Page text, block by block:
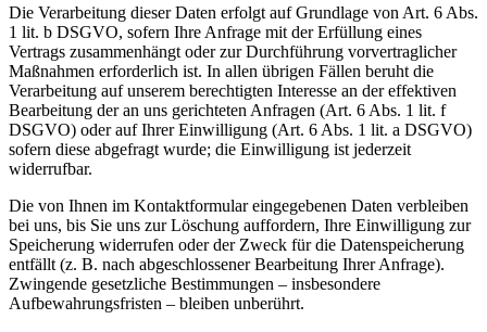
Die Verarbeitung dieser Daten erfolgt auf Grundlage von Art. 6 Abs.
1 lit. b DSGVO, sofern Ihre Anfrage mit der Erfüllung eines
Vertrags zusammenhängt oder zur Durchführung vorvertraglicher
Maßnahmen erforderlich ist. In allen übrigen Fällen beruht die
Verarbeitung auf unserem berechtigten Interesse an der effektiven
Bearbeitung der an uns gerichteten Anfragen (Art. 6 Abs. 1 lit. f
DSGVO) oder auf Ihrer Einwilligung (Art. 6 Abs. 1 lit. a DSGVO)
sofern diese abgefragt wurde; die Einwilligung ist jederzeit
widerrufbar.
Die von Ihnen im Kontaktformular eingegebenen Daten verbleiben
bei uns, bis Sie uns zur Löschung auffordern, Ihre Einwilligung zur
Speicherung widerrufen oder der Zweck für die Datenspeicherung
entfällt (z. B. nach abgeschlossener Bearbeitung Ihrer Anfrage).
Zwingende gesetzliche Bestimmungen – insbesondere
Aufbewahrungsfristen – bleiben unberührt.